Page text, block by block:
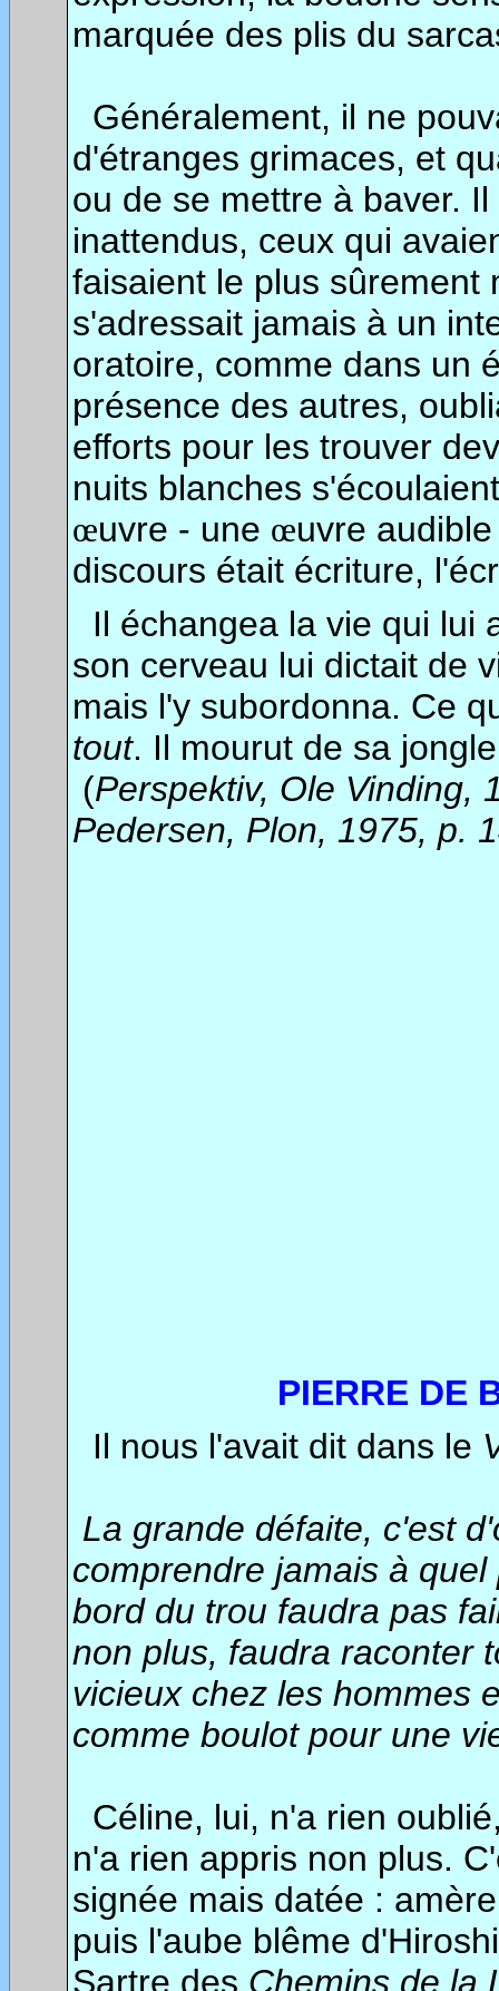
marquée des plis du
Généralement, il ne
d'étranges grimaces, et
ou de se mettre à baver.
inattendus, ceux qui
faisaient le plus sûrement
s'adressait jamais à un
oratoire, comme dans un
présence des autres,
efforts pour les trouver
nuits blanches
œuvre - une œuvre
discours était écriture,
Il échangea la vie qui lui
son cerveau lui dictait de
mais l'y subordonna. Ce
tout. Il mourut de sa
(Perspektiv, Ole Vinding,
Pedersen, Plon, 1975, p.
PIERRE DE
Il nous l'avait dit dans le
La grande défaite, c'est
comprendre jamais à
bord du trou faudra pas
non plus, faudra raconter
vicieux chez les hommes
comme boulot pour une
Céline, lui, n'a rien
n'a rien appris non plus.
signée mais datée :
puis l'aube blême
Sartre des Chemins de la